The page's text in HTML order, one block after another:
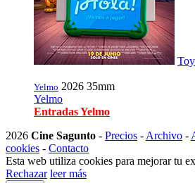
Yelmo 2026 35mm
Yelmo
Entradas Yelmo
2026 Cine Sagunto - Precios - Archivo -
cookies - Contacto
Esta web utiliza cookies para mejorar tu
Rechazar leer más